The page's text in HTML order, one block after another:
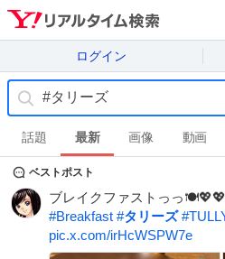
ログイン
話題 最新 画像 動画
ベストポスト
ブレイクファストっっ
#Breakfast #タリーズ #
pic.x.com/irHcWSPW7e